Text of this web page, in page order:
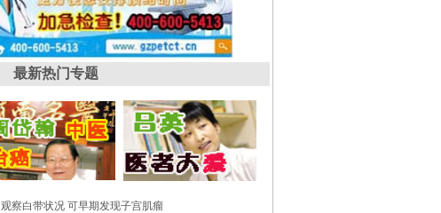
最新热门专题
观察白带状况 可早期发现子宫肌瘤